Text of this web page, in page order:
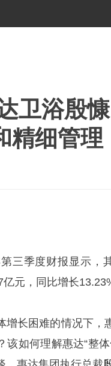
卫浴殷
精细管理
三季度财报显示，
元，同比增长
增长困难的情况下，
该如何理解惠达“整